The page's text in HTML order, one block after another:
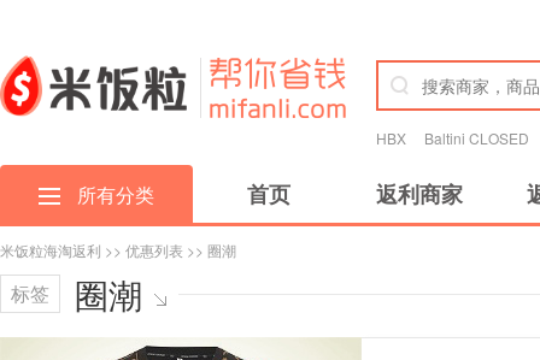
HBX Baltini CLOSED
所有分类 首页 返利商家
米饭粒海淘返利 >> 优惠列表 >> 圈潮
标签 圈潮